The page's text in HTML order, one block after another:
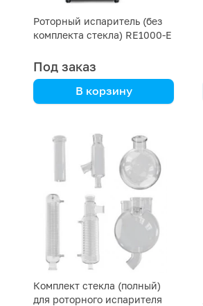
Роторный испаритель (без
комплекта стекла) RE1000-E
Под заказ
В корзину
Комплект стекла (полный)
для роторного испарителя